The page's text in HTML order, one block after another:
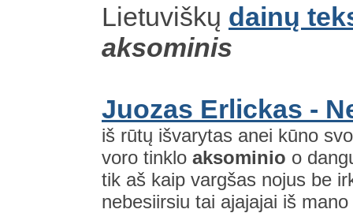
Lietuviškų dainų
aksominis
Juozas Erlickas -
iš rūtų išvarytas anei kūno
voro tinklo aksominio o
tik aš kaip vargšas nojus be
nebesiirsiu tai ajajajai iš